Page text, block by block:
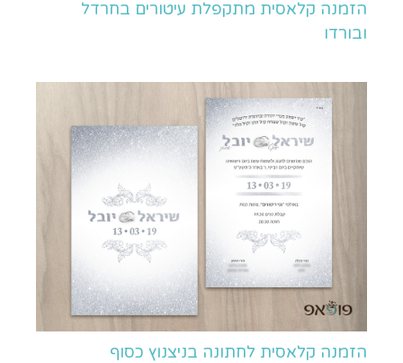
הזמנה קלאסית מתקפלת עיטורים בחרדל
ובורדו
הזמנה קלאסית לחתונה בניצנוץ כסוף